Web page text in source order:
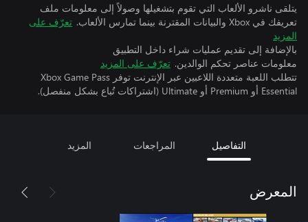
يتلقى ناشرو الألعاب التي تقوم بتشغيلها وصولاً إلى معلومات ملف
تعريفك في Xbox والبيانات المقترنة بينما تمارس الألعاب.
تعرّف على
المزيد
بالإضافة إلى تقديم عمليات شراء داخل التطبيق
معلومات عناصر تحكم الوالدين. تعرّف على المزيد
تتطلب اللعبة متعددة اللاعبين عبر الإنترنت توفر Xbox Game Pass
Essential أو Premium أو Ultimate (اشتراكات تُباع بشكل منفصل).
التفاصيل المراجعات المزيد
المعرض